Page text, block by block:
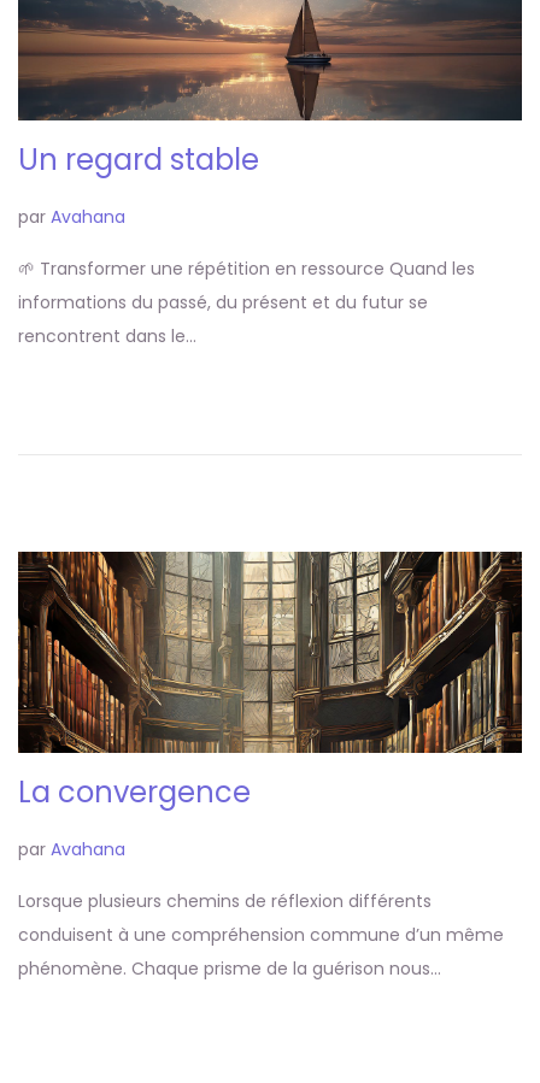
Un regard stable
par Avahana
🌱 Transformer une répétition en ressource Quand les
informations du passé, du présent et du futur se
rencontrent dans le…
La convergence
par Avahana
Lorsque plusieurs chemins de réflexion différents
conduisent à une compréhension commune d’un même
phénomène. Chaque prisme de la guérison nous…